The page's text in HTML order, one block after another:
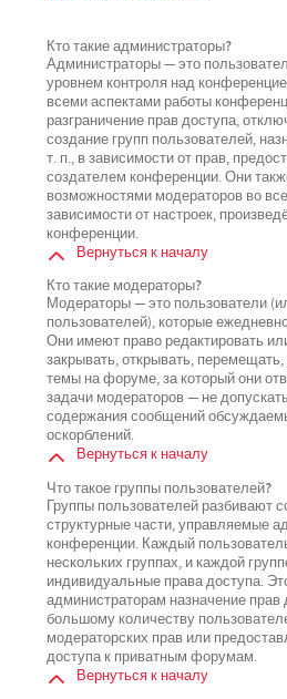
Кто такие администраторы?
Администраторы — это
уровнем контроля над
всеми аспектами работы
разграничение прав доступа,
создание групп пользователей,
т. п., в зависимости от прав,
создателем конференции. Они
возможностями модераторов во
зависимости от настроек,
конференции.
Вернуться к началу
Кто такие модераторы?
Модераторы — это пользователи
пользователей), которые
Они имеют право редактировать
закрывать, открывать,
темы на форуме, за который они
задачи модераторов — не
содержания сообщений
оскорблений.
Вернуться к началу
Что такое группы пользователей?
Группы пользователей разбивают
структурные части, управляемые
конференции. Каждый
нескольких группах, и каждой
индивидуальные права доступа.
администраторам назначение
большому количеству
модераторских прав или
доступа к приватным форумам.
Вернуться к началу